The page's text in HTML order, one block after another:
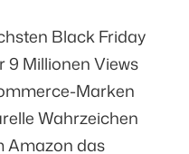
Black Friday
9 Millionen Views
Marken
Wahrzeichen
Amazon das